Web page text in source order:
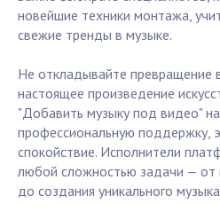
новейшие техники монтажа,
свежие тренды в музыке.
Не откладывайте превращение
настоящее произведение
"Добавить музыку под видео"
профессиональную поддержку,
спокойствие. Исполнители
любой сложностью задачи — от
до создания уникального